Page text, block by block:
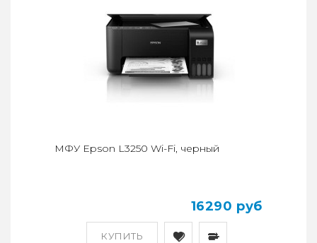
КУПИТЬ
МФУ Epson L3250 Wi-Fi, черный
16290 руб